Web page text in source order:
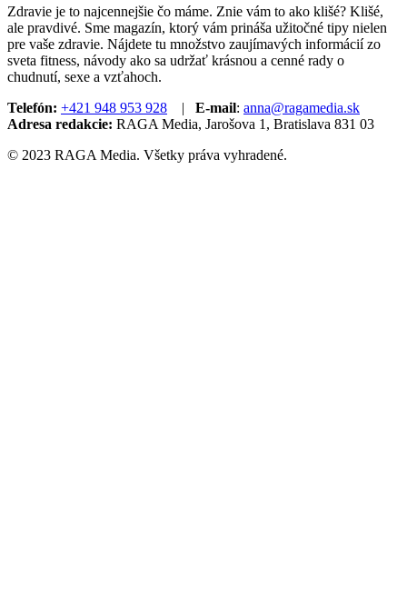
Zdravie je to najcennejšie čo máme. Znie vám to ako klišé? Klišé,
ale pravdivé. Sme magazín, ktorý vám prináša užitočné tipy nielen
pre vaše zdravie. Nájdete tu množstvo zaujímavých informácií zo
sveta fitness, návody ako sa udržať krásnou a cenné rady o
chudnutí, sexe a vzťahoch.
Telefón: +421 948 953 928 | E-mail: anna@ragamedia.sk
Adresa redakcie: RAGA Media, Jarošova 1, Bratislava 831 03
© 2023 RAGA Media. Všetky práva vyhradené.